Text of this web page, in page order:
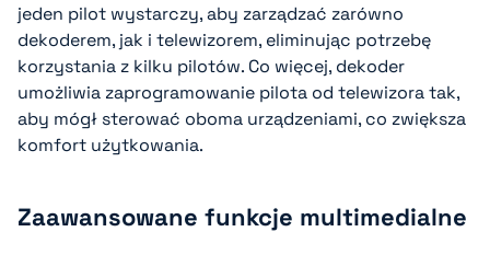
jeden pilot wystarczy, aby zarządzać zarówno
dekoderem, jak i telewizorem, eliminując potrzebę
korzystania z kilku pilotów. Co więcej, dekoder
umożliwia zaprogramowanie pilota od telewizora tak,
aby mógł sterować oboma urządzeniami, co zwiększa
komfort użytkowania.
Zaawansowane funkcje multimedialne